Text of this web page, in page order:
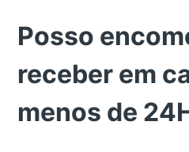
Posso
receber em
menos de